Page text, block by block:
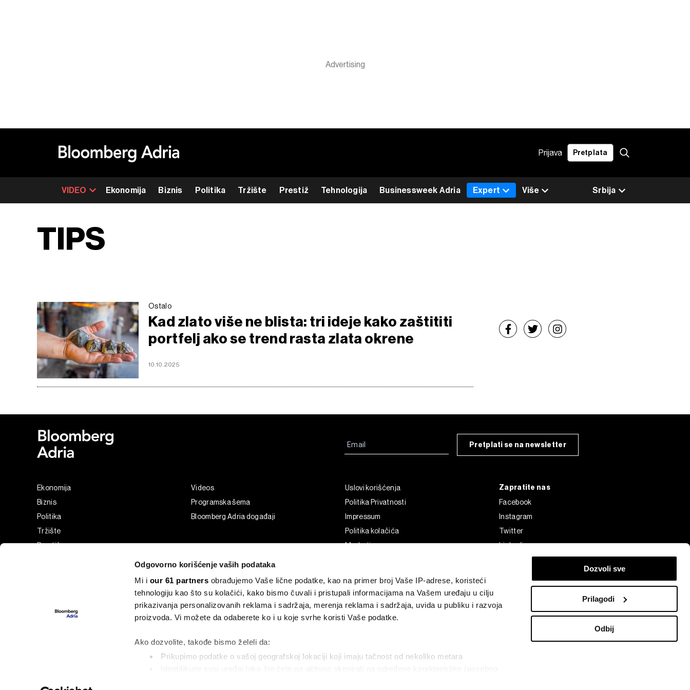
Odgovorno korišćenje vaših podataka
Mi i our 61 partners obrađujemo Vaše lične podatke, kao na primer broj Vaše IP-adrese, koristeći
tehnologiju kao što su kolačići, kako bismo čuvali i pristupali informacijama na Vašem uređaju u cilju
prikazivanja personalizovanih reklama i sadržaja, merenja reklama i sadržaja, uvida u publiku i razvoja
proizvoda. Vi možete da odaberete ko i u koje svrhe koristi Vaše podatke.
Ako dozvolite, takođe bismo želeli da:
Prikupimo podatke o vašoj geografskoj lokaciji koji imaju tačnost od nekoliko metara
Dozvoli sve
Prilagodi
Odbij
Prijava Pretplata
VIDEO Ekonomija Biznis Politika Tržište Prestiž Tehnologija Businessweek Adria Srbija
Expert Više
TIPS
Ostalo
Kad zlato više ne blista: tri ideje kako zaštititi
portfelj ako se trend rasta zlata okrene
10.10.2025
Pretplati se na newsletter
Ekonomija
Biznis
Politika
Tržište
Prestiž
Videos
Programska šema
Bloomberg Adria događaji
Uslovi korišćenja
Politika Privatnosti
Impressum
Politika kolačića
Marketing
Zapratite nas
Facebook
Instagram
Twitter
Linkedin